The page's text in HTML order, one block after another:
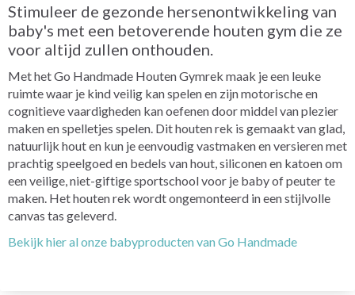
Stimuleer de gezonde hersenontwikkeling van
baby's met een betoverende houten gym die ze
voor altijd zullen onthouden.
Met het Go Handmade Houten Gymrek maak je een leuke
ruimte waar je kind veilig kan spelen en zijn motorische en
cognitieve vaardigheden kan oefenen door middel van plezier
maken en spelletjes spelen. Dit houten rek is gemaakt van glad,
natuurlijk hout en kun je eenvoudig vastmaken en versieren met
prachtig speelgoed en bedels van hout, siliconen en katoen om
een veilige, niet-giftige sportschool voor je baby of peuter te
maken. Het houten rek wordt ongemonteerd in een stijlvolle
canvas tas geleverd.
Bekijk hier al onze babyproducten van Go Handmade